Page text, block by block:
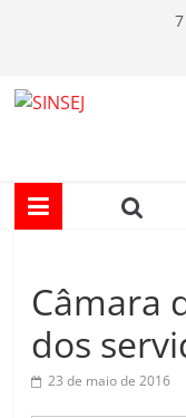
conteúdo
I
S
E
Câmara
dos
23 de maio de 2016